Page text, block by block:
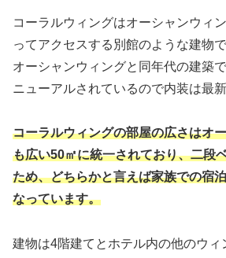
コーラルウィングはオーシャンウィ
ってアクセスする別館のような建物で
オーシャンウィングと同年代の建築
ニューアルされているので内装は最
コーラルウィングの部屋の広さはオ
も広い50㎡に統一されており、二段
ため、どちらかと言えば家族での宿
なっています。
建物は4階建てとホテル内の他のウィ